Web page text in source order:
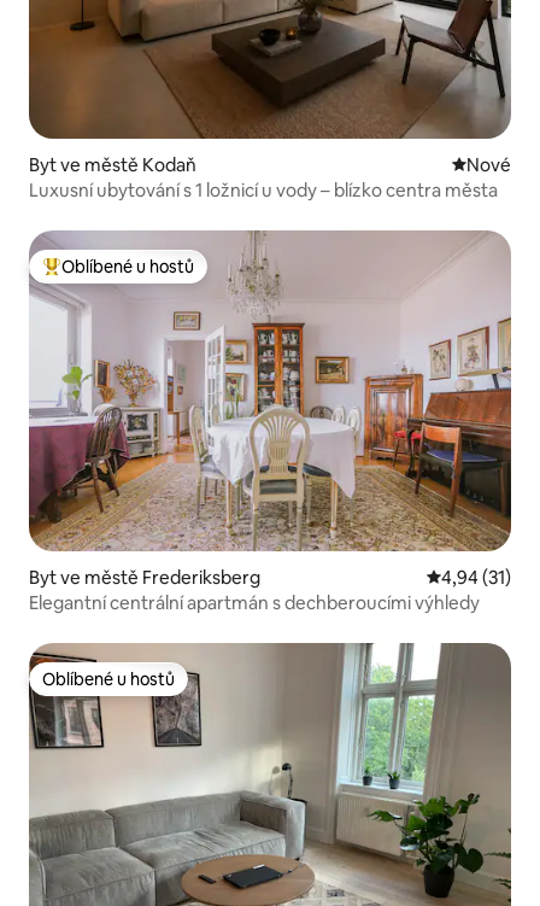
Byt ve městě Kodaň Nové
Nové
Luxusní ubytování s 1 ložnicí u vody – blízko centra města
Nejlepší v kategorii Oblíbené u hostů
Oblíbené u hostů
Byt ve městě Frederiksberg Průměrné
4,94 (31)
Elegantní centrální apartmán s dechberoucími výhledy
Oblíbené u hostů
Oblíbené u hostů